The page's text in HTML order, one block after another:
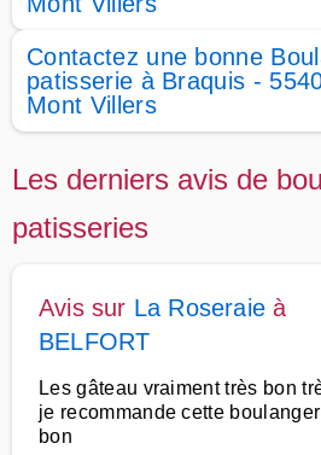
Contactez une bonne
patisserie à Braquis -
Mont Villers
Les derniers avis de
patisseries
Avis sur La Roseraie à
BELFORT
Les gâteau vraiment très bon
je recommande cette
bon